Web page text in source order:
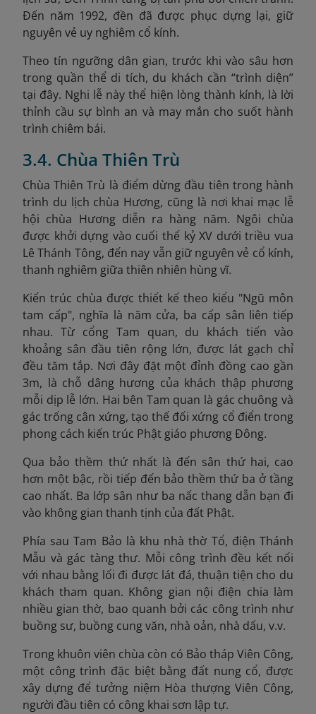
Đến năm 1992, đền đã được phục dựng lại, giữ
nguyên vẻ uy nghiêm cổ kính.
Theo tín ngưỡng dân gian, trước khi vào sâu hơn
trong quần thể di tích, du khách cần “trình diện”
tại đây. Nghi lễ này thể hiện lòng thành kính, là lời
thỉnh cầu sự bình an và may mắn cho suốt hành
trình chiêm bái.
3.4. Chùa Thiên Trù
Chùa Thiên Trù là điểm dừng đầu tiên trong hành
trình du lịch chùa Hương, cũng là nơi khai mạc lễ
hội chùa Hương diễn ra hàng năm. Ngôi chùa
được khởi dựng vào cuối thế kỷ XV dưới triều vua
Lê Thánh Tông, đến nay vẫn giữ nguyên vẻ cổ kính,
thanh nghiêm giữa thiên nhiên hùng vĩ.
Kiến trúc chùa được thiết kế theo kiểu "Ngũ môn
tam cấp", nghĩa là năm cửa, ba cấp sân liên tiếp
nhau. Từ cổng Tam quan, du khách tiến vào
khoảng sân đầu tiên rộng lớn, được lát gạch chỉ
đều tăm tắp. Nơi đây đặt một đỉnh đồng cao gần
3m, là chỗ dâng hương của khách thập phương
mỗi dịp lễ lớn. Hai bên Tam quan là gác chuông và
gác trống cân xứng, tạo thế đối xứng cổ điển trong
phong cách kiến trúc Phật giáo phương Đông.
Qua bảo thềm thứ nhất là đến sân thứ hai, cao
hơn một bậc, rồi tiếp đến bảo thềm thứ ba ở tầng
cao nhất. Ba lớp sân như ba nấc thang dẫn bạn đi
vào không gian thanh tịnh của đất Phật.
Phía sau Tam Bảo là khu nhà thờ Tổ, điện Thánh
Mẫu và gác tàng thư. Mỗi công trình đều kết nối
với nhau bằng lối đi được lát đá, thuận tiện cho du
khách tham quan. Không gian nội điện chia làm
nhiều gian thờ, bao quanh bởi các công trình như
buồng sư, buồng cung văn, nhà oản, nhà dấu, v.v.
Trong khuôn viên chùa còn có Bảo tháp Viên Công,
một công trình đặc biệt bằng đất nung cổ, được
xây dựng để tưởng niệm Hòa thượng Viên Công,
người đầu tiên có công khai sơn lập tự.